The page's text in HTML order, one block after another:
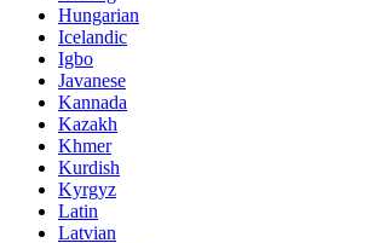
Hungarian
Icelandic
Igbo
Javanese
Kannada
Kazakh
Khmer
Kurdish
Kyrgyz
Latin
Latvian